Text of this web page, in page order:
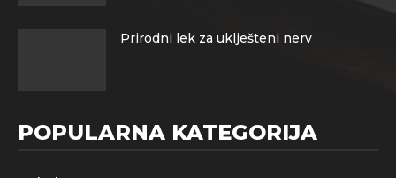
Prirodni lek za uklješteni nerv
POPULARNA KATEGORIJA